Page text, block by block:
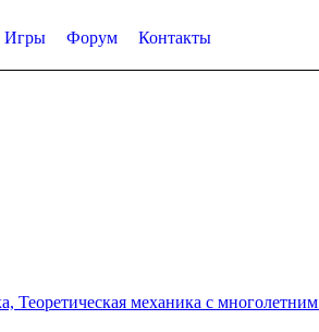
Игры Форум Контакты
механика с